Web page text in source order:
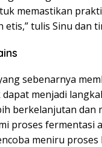
memastikan
tulis Sinu dan
sebenarnya
menjadi
berkelanjutan dan
proses fermentasi
meniru proses